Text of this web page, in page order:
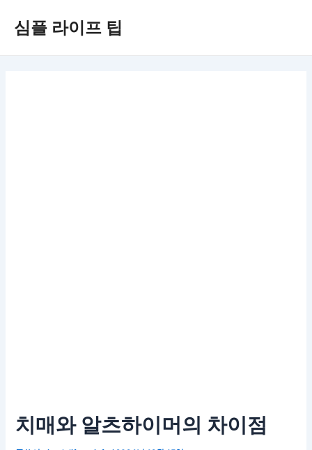
심플 라이프 팁
치매와 알츠하이머의 차이점